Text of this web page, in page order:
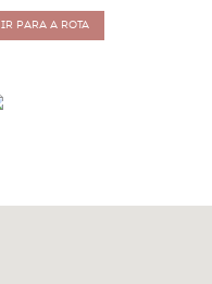
IR PARA A ROTA